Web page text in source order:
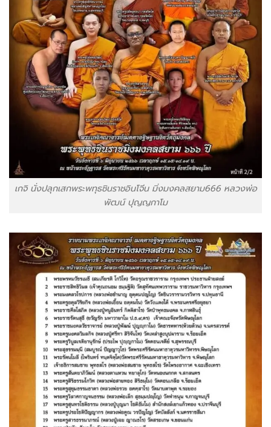
เกจิ นั่งปลุกเสกพระพทุธชินราชอินโจีน มิ่งมงคลสยาม666 หลวงพ่อ
พัฒน์ ปุญญกาโม